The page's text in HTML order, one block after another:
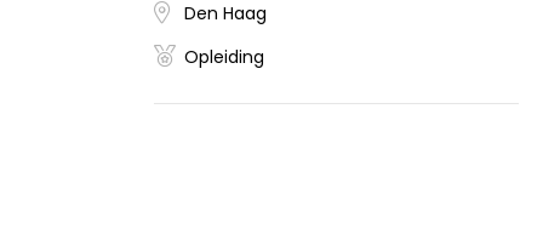
Den Haag
Opleiding